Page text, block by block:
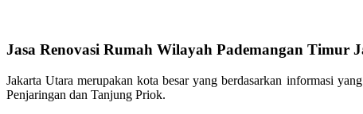
Jasa Renovasi Rumah Wilayah Pademangan Timur
Jakarta Utara merupakan kota besar yang berdasarkan informasi
Penjaringan dan Tanjung Priok.